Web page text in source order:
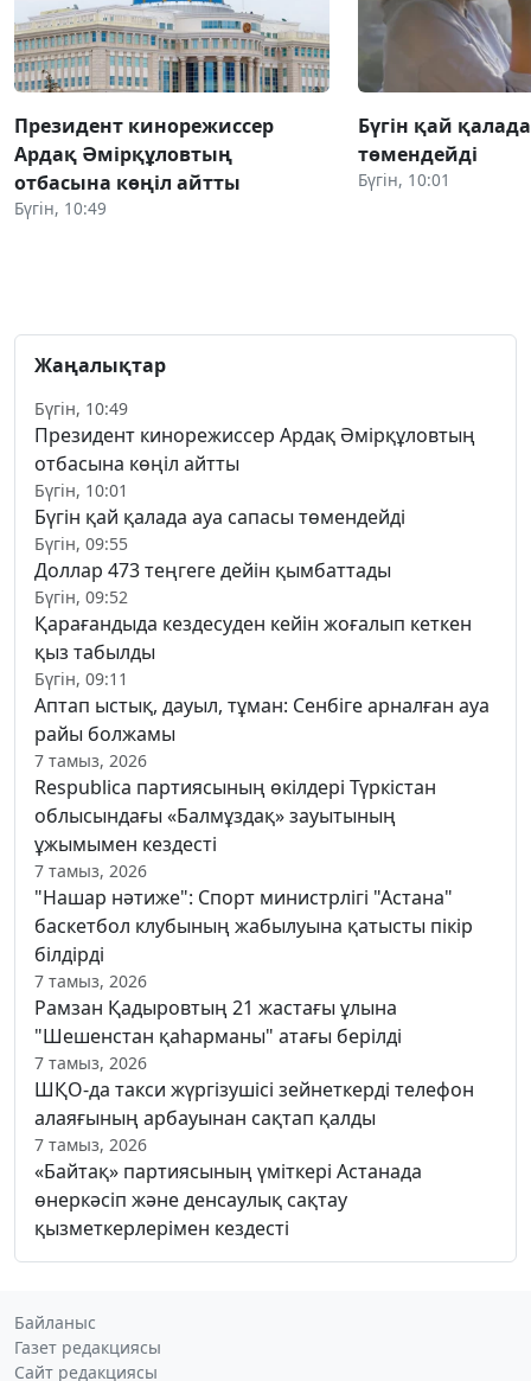
Президент кинорежиссер
Ардақ Әмірқұловтың
отбасына көңіл айтты
Бүгін, 10:49
Бүгін қай
төмендейді
Бүгін, 10:01
Жаңалықтар
Бүгін, 10:49
Президент кинорежиссер Ардақ Әмірқұловтың
отбасына көңіл айтты
Бүгін, 10:01
Бүгін қай қалада ауа сапасы төмендейді
Бүгін, 09:55
Доллар 473 теңгеге дейін қымбаттады
Бүгін, 09:52
Қарағандыда кездесуден кейін жоғалып кеткен
қыз табылды
Бүгін, 09:11
Аптап ыстық, дауыл, тұман: Сенбіге арналған ауа
райы болжамы
7 тамыз, 2026
Respublica партиясының өкілдері Түркістан
облысындағы «Балмұздақ» зауытының
ұжымымен кездесті
7 тамыз, 2026
"Нашар нәтиже": Спорт министрлігі "Астана"
баскетбол клубының жабылуына қатысты пікір
білдірді
7 тамыз, 2026
Рамзан Қадыровтың 21 жастағы ұлына
"Шешенстан қаһарманы" атағы берілді
7 тамыз, 2026
ШҚО-да такси жүргізушісі зейнеткерді телефон
алаяғының арбауынан сақтап қалды
7 тамыз, 2026
«Байтақ» партиясының үміткері Астанада
өнеркәсіп және денсаулық сақтау
қызметкерлерімен кездесті
Байланыс
Газет редакциясы
Сайт редакциясы